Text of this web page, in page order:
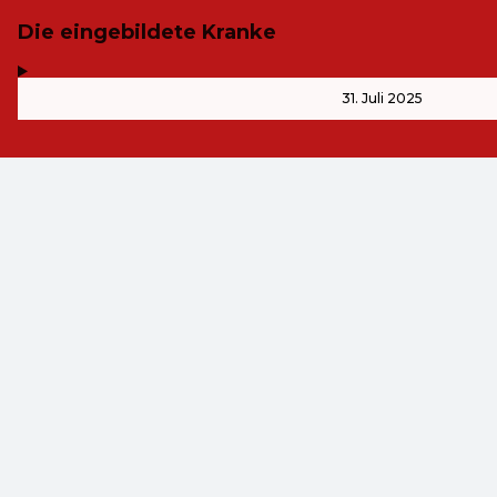
Die eingebildete Kranke
31. Juli 2025